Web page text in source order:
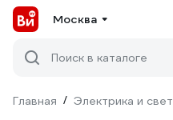
Москва
Поиск в каталоге
Главная / Электрика и свет